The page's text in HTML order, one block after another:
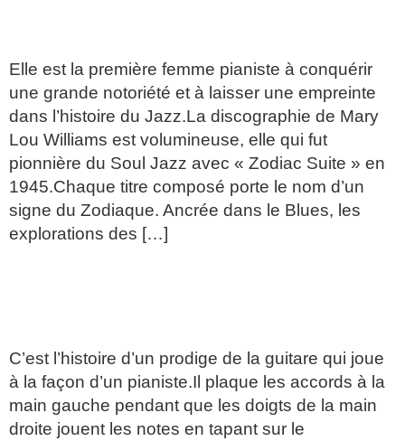
Elle est la première femme pianiste à conquérir
une grande notoriété et à laisser une empreinte
dans l’histoire du Jazz.La discographie de Mary
Lou Williams est volumineuse, elle qui fut
pionnière du Soul Jazz avec « Zodiac Suite » en
1945.Chaque titre composé porte le nom d’un
signe du Zodiaque. Ancrée dans le Blues, les
explorations des […]
C’est l’histoire d’un prodige de la guitare qui joue
à la façon d’un pianiste.Il plaque les accords à la
main gauche pendant que les doigts de la main
droite jouent les notes en tapant sur le